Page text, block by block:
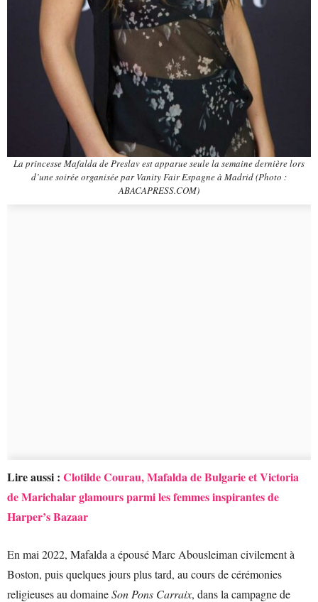
La princesse Mafalda de Preslav est apparue seule la semaine dernière lors
d’une soirée organisée par Vanity Fair Espagne à Madrid (Photo :
ABACAPRESS.COM)
Lire aussi : Clotilde Courau, Mafalda de Bulgarie et Victoria
de Marichalar glamours parmi les femmes inspirantes de
Harper’s Bazaar
En mai 2022, Mafalda a épousé Marc Abousleiman civilement à
Boston, puis quelques jours plus tard, au cours de cérémonies
religieuses au domaineSon Pons Carraix, dans la campagne de